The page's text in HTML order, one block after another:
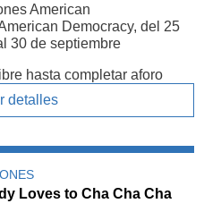
American
De­mocracy, del 25
30 de septiembre
hasta completar aforo
detalles
Loves to Cha Cha Cha